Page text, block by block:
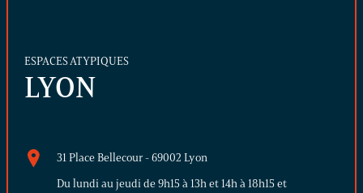
ESPACES ATYPIQUES
LYON
31 Place Bellecour - 69002 Lyon
Du lundi au jeudi de 9h15 à 13h et 14h à 18h15 et